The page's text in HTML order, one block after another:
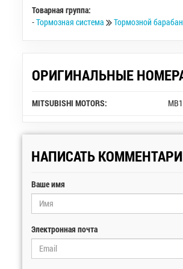
Товарная группа:
-Тормозная система Тормозной барабан
ОРИГИНАЛЬНЫЕ
MITSUBISHI MOTORS:
НАПИСАТЬ
Ваше имя
Электронная почта